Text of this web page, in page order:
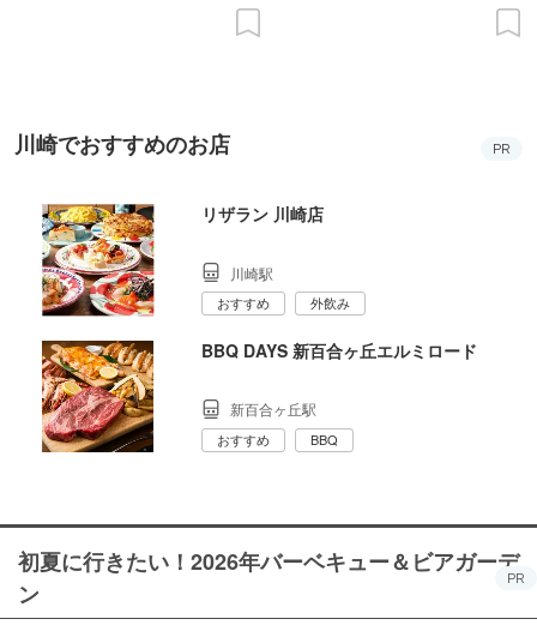
川崎でおすすめのお店 PR
リザラン 川崎店
川崎駅
おすすめ 外飲み
BBQ DAYS 新百合ヶ丘エルミロード
新百合ヶ丘駅
おすすめ BBQ
初夏に行きたい！2026年バーベキュー＆ビアガーデ
ン
PR